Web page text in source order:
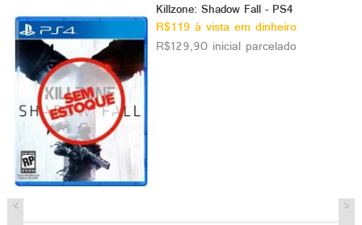
Killzone: Shadow Fall - PS4
R$119 à vista em dinheiro
R$129,90 inicial parcelado